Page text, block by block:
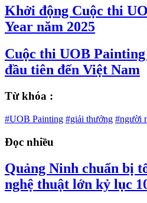
Khởi động Cuộc thi
Year năm 2025
Cuộc thi UOB
đầu tiên đến Việt Nam
Từ khóa :
#UOB Painting #giải thưởng #người
Đọc nhiều
Quảng Ninh chuẩn bị
nghệ thuật lớn kỷ lục